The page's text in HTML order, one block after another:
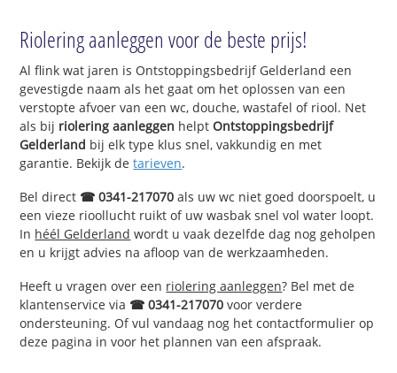
Riolering aanleggen voor de beste prijs!
Al flink wat jaren is Ontstoppingsbedrijf Gelderland een
gevestigde naam als het gaat om het oplossen van een
verstopte afvoer van een wc, douche, wastafel of riool. Net
als bij riolering aanleggen helptOntstoppingsbedrijf
Gelderland bij elk type klus snel, vakkundig en met
garantie. Bekijk detarieven.
Bel direct ☎ 0341-217070 als uw wc niet goed doorspoelt, u
een vieze rioollucht ruikt of uw wasbak snel vol water loopt.
In héél Gelderland wordt u vaak dezelfde dag nog geholpen
en u krijgt advies na afloop van de werkzaamheden.
Heeft u vragen over een riolering aanleggen? Bel met de
klantenservice via ☎ 0341-217070 voor verdere
ondersteuning. Of vul vandaag nog het contactformulier op
deze pagina in voor het plannen van een afspraak.